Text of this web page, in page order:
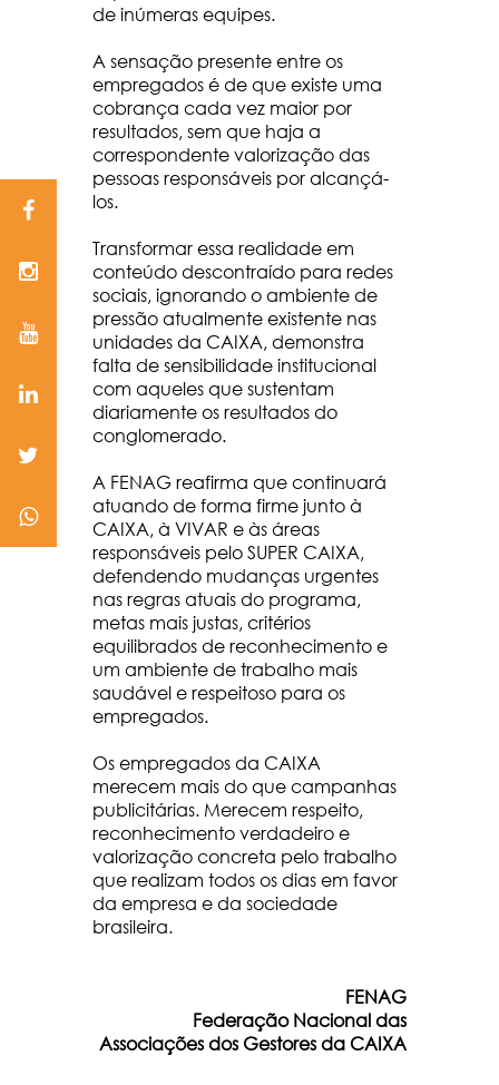
de inúmeras equipes.
A sensação presente entre os
empregados é de que existe uma
cobrança cada vez maior por
resultados, sem que haja a
correspondente valorização das
pessoas responsáveis por alcançá-
los.
Transformar essa realidade em
conteúdo descontraído para redes
sociais, ignorando o ambiente de
pressão atualmente existente nas
unidades da CAIXA, demonstra
falta de sensibilidade institucional
com aqueles que sustentam
diariamente os resultados do
conglomerado.
A FENAG reafirma que continuará
atuando de forma firme junto à
CAIXA, à VIVAR e às áreas
responsáveis pelo SUPER CAIXA,
defendendo mudanças urgentes
nas regras atuais do programa,
metas mais justas, critérios
equilibrados de reconhecimento e
um ambiente de trabalho mais
saudável e respeitoso para os
empregados.
Os empregados da CAIXA
merecem mais do que campanhas
publicitárias. Merecem respeito,
reconhecimento verdadeiro e
valorização concreta pelo trabalho
que realizam todos os dias em favor
da empresa e da sociedade
brasileira.
FENAG
Federação Nacional das
Associações dos Gestores da CAIXA